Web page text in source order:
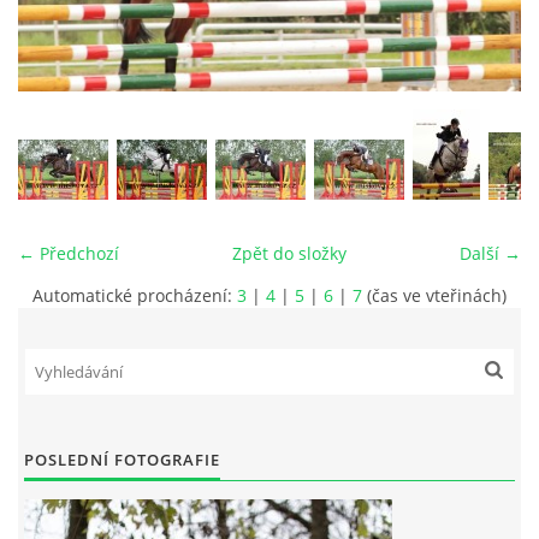
VIDEA
NOVÝ PŘEKÁŽKOVÝ MATERIÁL
CENÍK SLUŽEB
MORAVSKOSLEZSKÉM KRAJI
NEDOSTAVILI NA PODZIMNÍ BRIGÁDU
← Předchozí Další →
Zpět do složky
Automatické procházení: 3 | 4 | 5 | 6 | 7 (čas ve vteřinách)
POSLEDNÍ FOTOGRAFIE